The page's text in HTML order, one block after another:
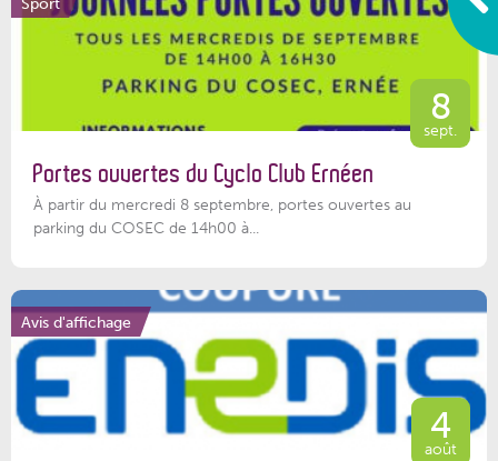
8
sept.
Portes ouvertes du Cyclo Club Ernéen
À partir du mercredi 8 septembre, portes ouvertes au
parking du COSEC de 14h00 à...
Avis d'affichage
4
août